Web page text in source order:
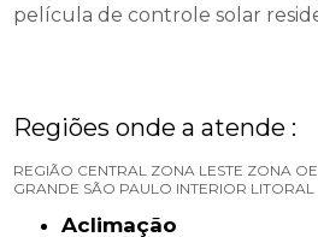
película de controle solar
Regiões onde a atende :
REGIÃO CENTRAL ZONA LESTE ZONA
GRANDE SÃO PAULO INTERIOR
Aclimação